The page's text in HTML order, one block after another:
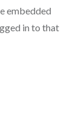
embedded
in to that